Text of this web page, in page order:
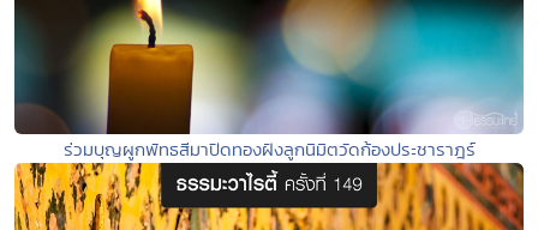
ร่วมบุญผูกพัทธสีมาปิดทองฝังลูกนิมิตวัดก้องประชาราฎร์